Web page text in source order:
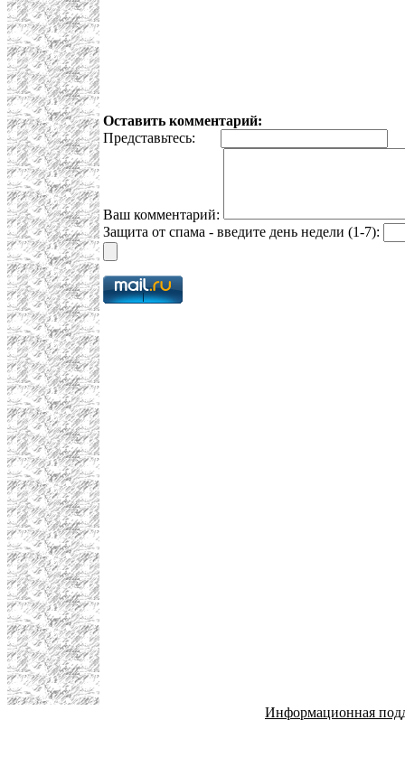
Оставить комментарий:
Представьтесь:
Ваш комментарий:
Защита от спама - введите день недели (1-7):
Информационная